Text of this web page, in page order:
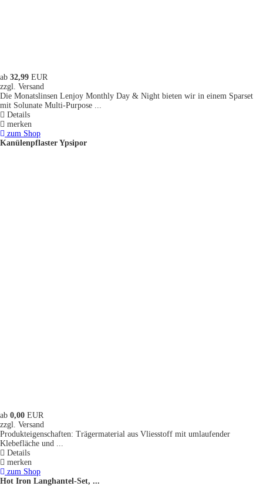
ab 32,99 EUR
zzgl. Versand
Die Monatslinsen Lenjoy Monthly Day & Night bieten wir in einem Sparset
mit Solunate Multi-Purpose ...
Details
merken
zum Shop
Kanülenpflaster Ypsipor
ab 0,00 EUR
zzgl. Versand
Produkteigenschaften: Trägermaterial aus Vliesstoff mit umlaufender
Klebefläche und ...
Details
merken
zum Shop
Hot Iron Langhantel-Set, ...